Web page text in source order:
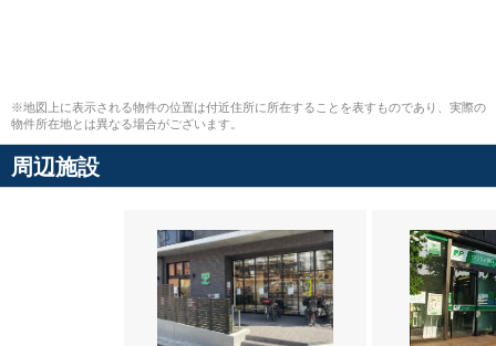
※地図上に表示される物件の位置は付近住所に所在することを表すものであり、実際の
物件所在地とは異なる場合がございます。
周辺施設